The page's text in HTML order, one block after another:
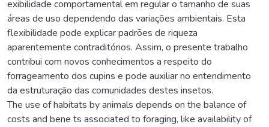
exibilidade comportamental em regular o tamanho de suas
áreas de uso dependendo das variações ambientais. Esta
flexibilidade pode explicar padrões de riqueza
aparentemente contraditórios. Assim, o presente trabalho
contribui com novos conhecimentos a respeito do
forrageamento dos cupins e pode auxiliar no entendimento
da estruturação das comunidades destes insetos.
The use of habitats by animals depends on the balance of
costs and bene ts associated to foraging, like availability of